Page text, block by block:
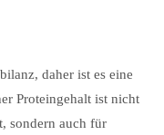
daher ist es eine
Proteingehalt ist nicht
sondern auch für